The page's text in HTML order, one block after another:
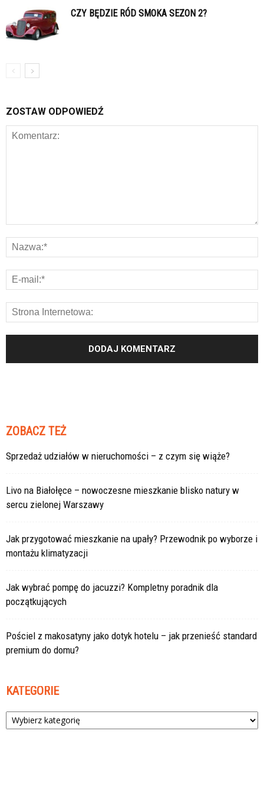
CZY BĘDZIE RÓD SMOKA SEZON 2?
ZOSTAW ODPOWIEDŹ
ZOBACZ TEŻ
Sprzedaż udziałów w nieruchomości – z czym się wiąże?
Livo na Białołęce – nowoczesne mieszkanie blisko natury w
sercu zielonej Warszawy
Jak przygotować mieszkanie na upały? Przewodnik po wyborze i
montażu klimatyzacji
Jak wybrać pompę do jacuzzi? Kompletny poradnik dla
początkujących
Pościel z makosatyny jako dotyk hotelu – jak przenieść standard
premium do domu?
KATEGORIE
Kategorie